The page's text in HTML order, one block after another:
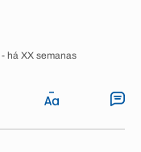
- há XX semanas